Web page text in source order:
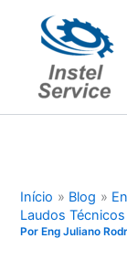
conteúdo
Início Blog
Laudos
Por Eng Juliano